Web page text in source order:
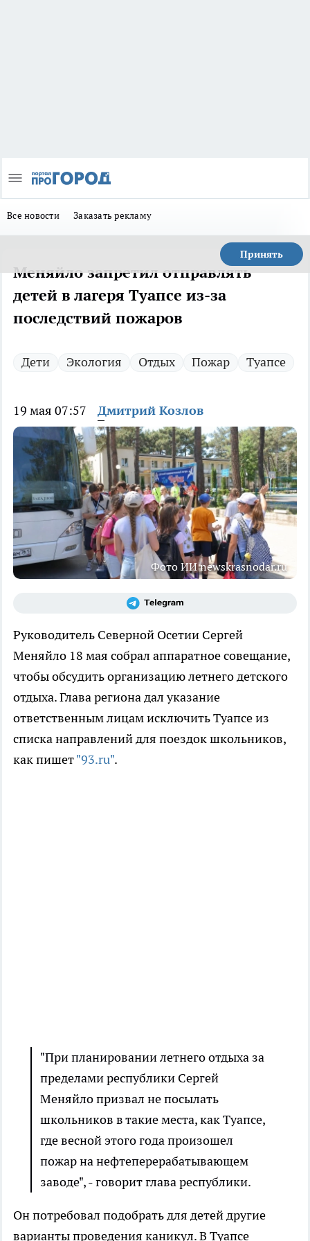
Все новости Заказать рекламу
Принять
Меняйло запретил отправлять
детей в лагеря Туапсе из-за
последствий пожаров
Дети Экология Отдых Пожар Туапсе
19 мая 07:57 Дмитрий Козлов
Фото ИИ newskrasnodar.ru
Руководитель Северной Осетии Сергей
Меняйло 18 мая собрал аппаратное совещание,
чтобы обсудить организацию летнего детского
отдыха. Глава региона дал указание
ответственным лицам исключить Туапсе из
списка направлений для поездок школьников,
как пишет"93.ru".
"При планировании летнего отдыха за
пределами республики Сергей
Меняйло призвал не посылать
школьников в такие места, как Туапсе,
где весной этого года произошел
пожар на нефтеперерабатывающем
заводе", - говорит глава республики.
Он потребовал подобрать для детей другие
варианты проведения каникул. В Туапсе